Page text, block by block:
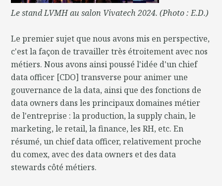
Le stand LVMH au salon Vivatech 2024. (Photo : E.D.)
Le premier sujet que nous avons mis en perspective,
c'est la façon de travailler très étroitement avec nos
métiers. Nous avons ainsi poussé l'idée d'un chief
data officer [CDO] transverse pour animer une
gouvernance de la data, ainsi que des fonctions de
data owners dans les principaux domaines métier
de l'entreprise : la production, la supply chain, le
marketing, le retail, la finance, les RH, etc. En
résumé, un chief data officer, relativement proche
du comex, avec des data owners et des data
stewards côté métiers.